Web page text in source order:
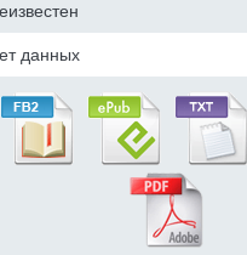
данных